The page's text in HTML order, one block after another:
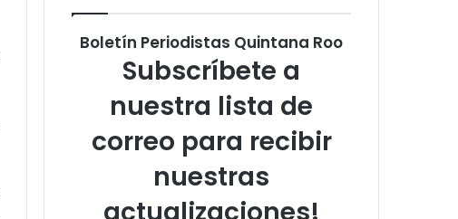
Boletín Periodistas Quintana Roo
Subscríbete a
nuestra lista de
correo para recibir
nuestras